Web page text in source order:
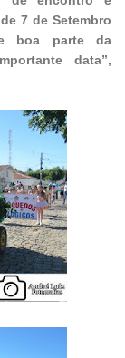
7 de Setembro
boa parte da
data”,